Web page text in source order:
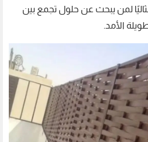
لمن يبحث عن حلول تجمع بين
الأمد.